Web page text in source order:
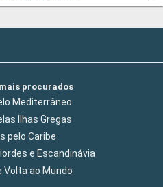
procurados
Mediterrâneo
Ilhas Gregas
pelo Caribe
e Escandinávia
Volta ao Mundo